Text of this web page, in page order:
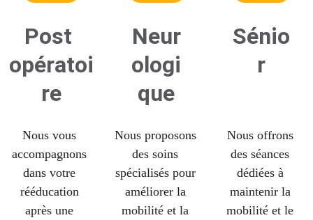
Post
opératoi
re
Neur
ologi
que
Sénio
r
Nous vous
accompagnons
dans votre
rééducation
après une
Nous proposons
des soins
spécialisés pour
améliorer la
mobilité et la
Nous offrons
des séances
dédiées à
maintenir la
mobilité et le